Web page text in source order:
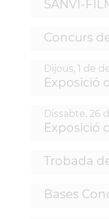
SANVI-
Concurs
Dijous, 1 de
Exposició
Dissabte, 26
Exposició
Trobada
Bases